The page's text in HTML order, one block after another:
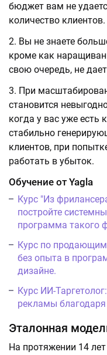
бюджет вам не
количество клиентов.
Вы не знаете
кроме как
свою очередь, не
При
становится
когда у вас уже есть
стабильно
клиентов, при
работать в убыток.
Обучение от Yagla
Курс "Из
постройте
программа такого
Курс по продающим
без опыта в
дизайне.
Курс ИИ-
рекламы
Эталонная
На протяжении 14